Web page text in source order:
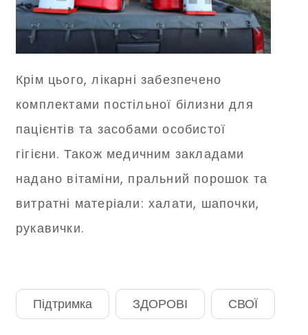
Крім цього, лікарні забезпечено
комплектами постільної білизни для
пацієнтів та засобами особистої
гігієни. Також медичним закладами
надано вітаміни, пральний порошок та
витратні матеріали: халати, шапочки,
рукавички.
Підтримка ЗДОРОВІ СВОЇ